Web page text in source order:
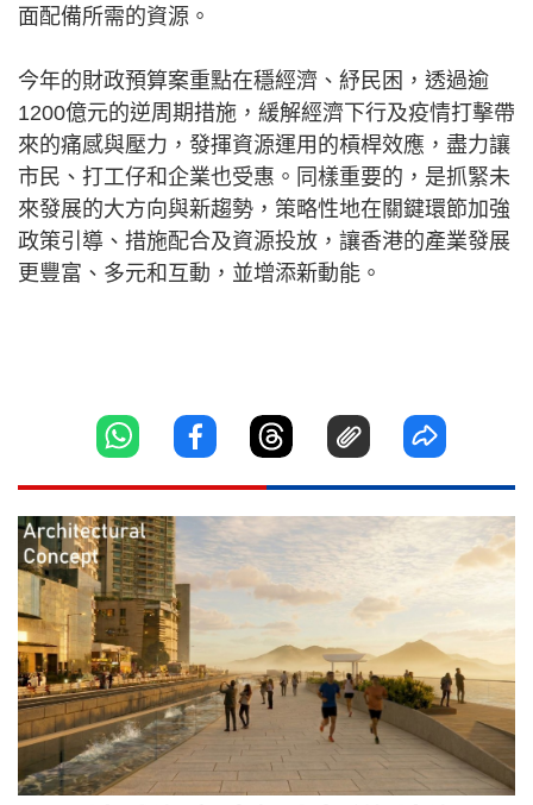
面配備所需的資源。
今年的財政預算案重點在穩經濟、紓民困，透過逾
1200億元的逆周期措施，緩解經濟下行及疫情打擊帶
來的痛感與壓力，發揮資源運用的槓桿效應，盡力讓
市民、打工仔和企業也受惠。同樣重要的，是抓緊未
來發展的大方向與新趨勢，策略性地在關鍵環節加強
政策引導、措施配合及資源投放，讓香港的產業發展
更豐富、多元和互動，並增添新動能。